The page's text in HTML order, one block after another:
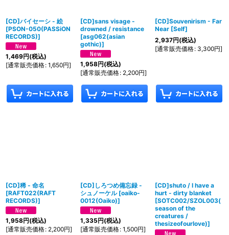
[CD]バイセーシ - 絵
[PSON-050(PASSiON
RECORDS)]
1,469円(税込)
[通常販売価格: 1,650円]
[CD]sans visage -
drowned / resistance
[asg062(asian
gothic)]
1,958円(税込)
[通常販売価格: 2,200円]
[CD]Souvenirism - Far
Near [Self]
2,937円(税込)
[通常販売価格: 3,300円]
[CD]稀 - 命名
[RAFT022(RAFT
RECORDS)]
1,958円(税込)
[通常販売価格: 2,200円]
[CD]しろつめ備忘録 -
シュノーケル [oaiko-
0012(Oaiko)]
1,335円(税込)
[通常販売価格: 1,500円]
[CD]shuto / I have a
hurt - dirty blanket
[SOTC002/SZOL003(
season of the
creatures /
thesizeofourlove)]